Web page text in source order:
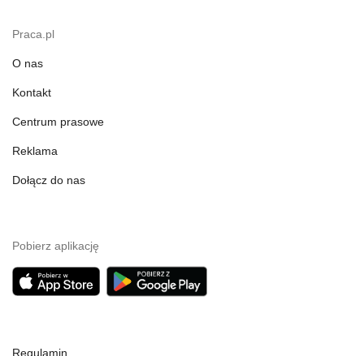
Praca.pl
O nas
Kontakt
Centrum prasowe
Reklama
Dołącz do nas
Pobierz aplikację
Regulamin